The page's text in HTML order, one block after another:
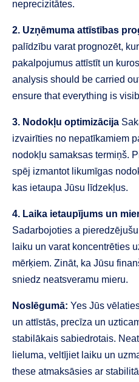
neprecizitātes.
2. Uzņēmuma attīstības
palīdzību varat prognozēt,
pakalpojumus attīstīt un
analysis should be carried
ensure that everything is
3. Nodokļu optimizācija
izvairīties no nepatīkamiem
nodokļu samaksas termiņš.
spēj izmantot likumīgas
kas ietaupa Jūsu līdzekļus.
4. Laika ietaupījums un
Sadarbojoties a
laiku un varat koncentrēties
mērķiem. Zināt, ka Jūsu
sniedz neatsveramu mieru.
Noslēgumā: Yes Jūs
un attīstās, precīza un
stabilākais sabiedrotais.
lieluma, veltījiet laiku un
these atmaksāsies ar